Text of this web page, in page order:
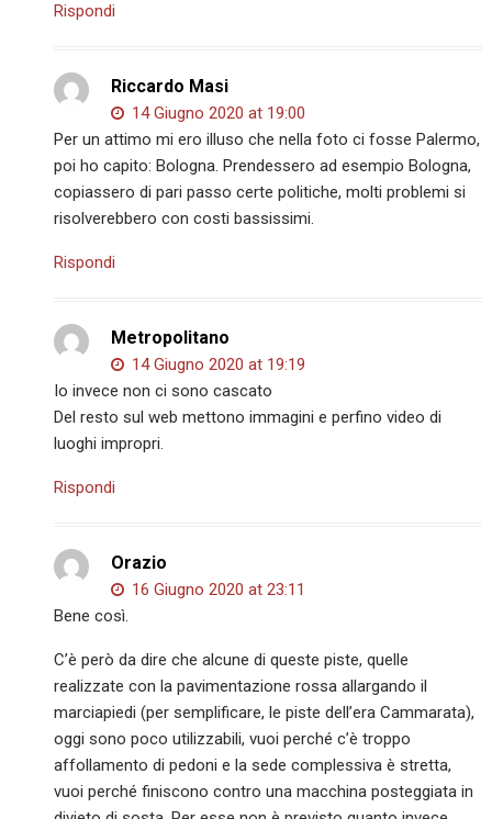
Rispondi
Riccardo Masi
14 Giugno 2020 at 19:00
Per un attimo mi ero illuso che nella foto ci fosse Palermo,
poi ho capito: Bologna. Prendessero ad esempio Bologna,
copiassero di pari passo certe politiche, molti problemi si
risolverebbero con costi bassissimi.
Rispondi
Metropolitano
14 Giugno 2020 at 19:19
Io invece non ci sono cascato
Del resto sul web mettono immagini e perfino video di
luoghi impropri.
Rispondi
Orazio
16 Giugno 2020 at 23:11
Bene così.
C’è però da dire che alcune di queste piste, quelle
realizzate con la pavimentazione rossa allargando il
marciapiedi (per semplificare, le piste dell’era Cammarata),
oggi sono poco utilizzabili, vuoi perché c’è troppo
affollamento di pedoni e la sede complessiva è stretta,
vuoi perché finiscono contro una macchina posteggiata in